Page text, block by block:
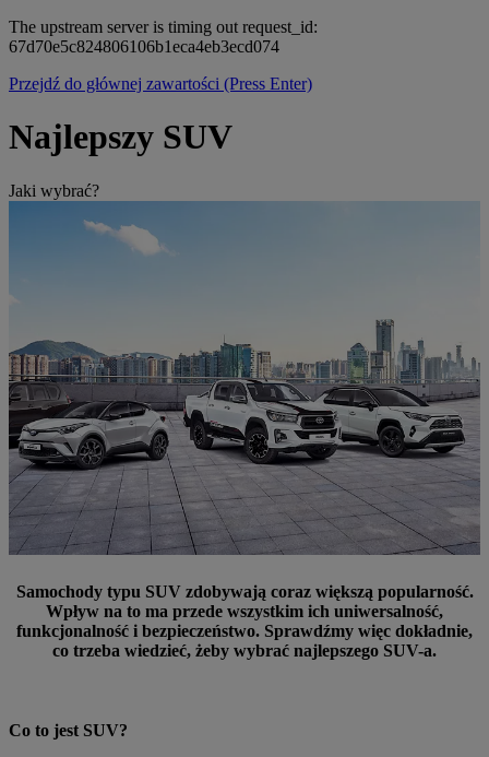
The upstream server is timing out request_id:
67d70e5c824806106b1eca4eb3ecd074
Przejdź do głównej zawartości (Press Enter)
Najlepszy SUV
Jaki wybrać?
Samochody typu SUV zdobywają coraz większą popularność.
Wpływ na to ma przede wszystkim ich uniwersalność,
funkcjonalność i bezpieczeństwo. Sprawdźmy więc dokładnie,
co trzeba wiedzieć, żeby wybrać najlepszego SUV-a.
Co to jest SUV?